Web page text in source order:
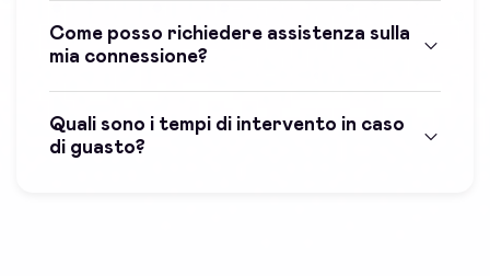
Come posso richiedere assistenza sulla
mia connessione?
Quali sono i tempi di intervento in caso
di guasto?